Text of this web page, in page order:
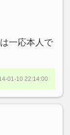
一応本人で
01-10 22:14:00